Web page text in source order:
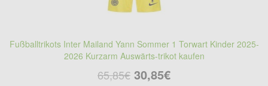
Fußballtrikots Inter Mailand Yann Sommer 1 Torwart Kinder 2025-
2026 Kurzarm Auswärts-trikot kaufen
65,85€ 30,85€